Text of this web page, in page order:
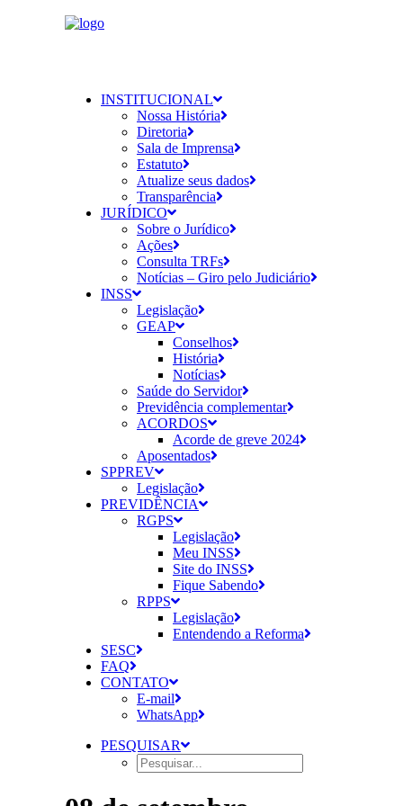
INSTITUCIONAL
Nossa História
Diretoria
Sala de Imprensa
Estatuto
Atualize seus dados
Transparência
JURÍDICO
Sobre o Jurídico
Ações
Consulta TRFs
Notícias – Giro pelo Judiciário
INSS
Legislação
GEAP
Conselhos
História
Notícias
Saúde do Servidor
Previdência complementar
ACORDOS
Acorde de greve 2024
Aposentados
SPPREV
Legislação
PREVIDÊNCIA
RGPS
Legislação
Meu INSS
Site do INSS
Fique Sabendo
RPPS
Legislação
Entendendo a Reforma
SESC
FAQ
CONTATO
E-mail
WhatsApp
PESQUISAR